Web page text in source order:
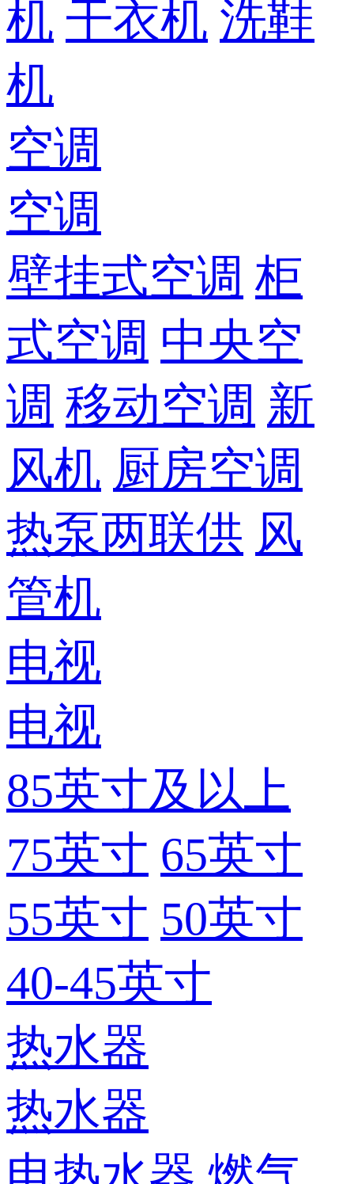
机 干衣机 洗鞋
机
空调
空调
壁挂式空调 柜
式空调 中央空
调 移动空调 新
风机 厨房空调
热泵两联供 风
管机
电视
电视
85英寸及以上
75英寸 65英寸
55英寸 50英寸
40-45英寸
热水器
热水器